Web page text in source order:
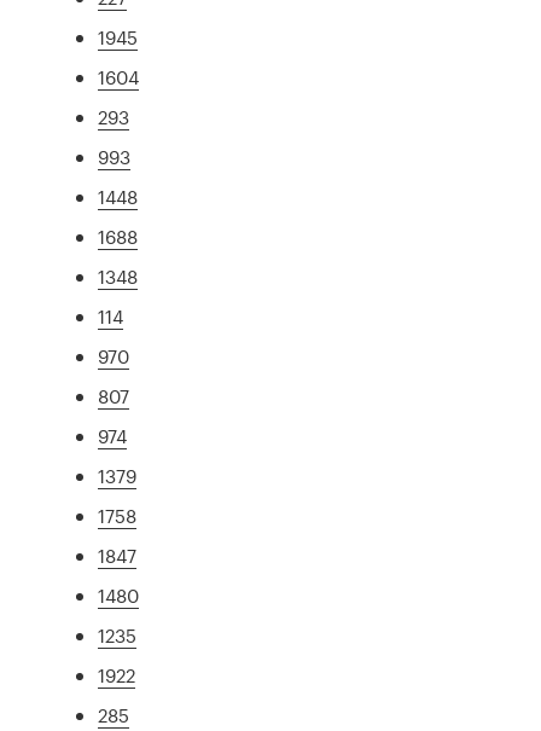
1945
1604
293
993
1448
1688
1348
114
970
807
974
1379
1758
1847
1480
1235
1922
285